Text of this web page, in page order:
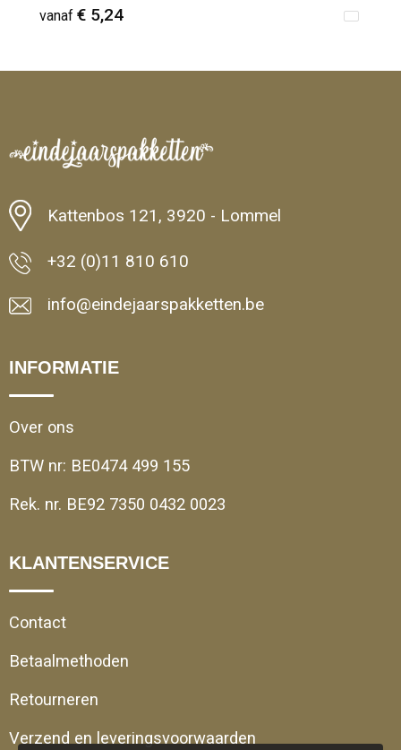
vanaf € 5,24
Kattenbos 121, 3920 - Lommel
+32 (0)11 810 610
info@eindejaarspakketten.be
INFORMATIE
Over ons
BTW nr: BE0474 499 155
Rek. nr. BE92 7350 0432 0023
KLANTENSERVICE
Contact
Betaalmethoden
Retourneren
Verzend en leveringsvoorwaarden